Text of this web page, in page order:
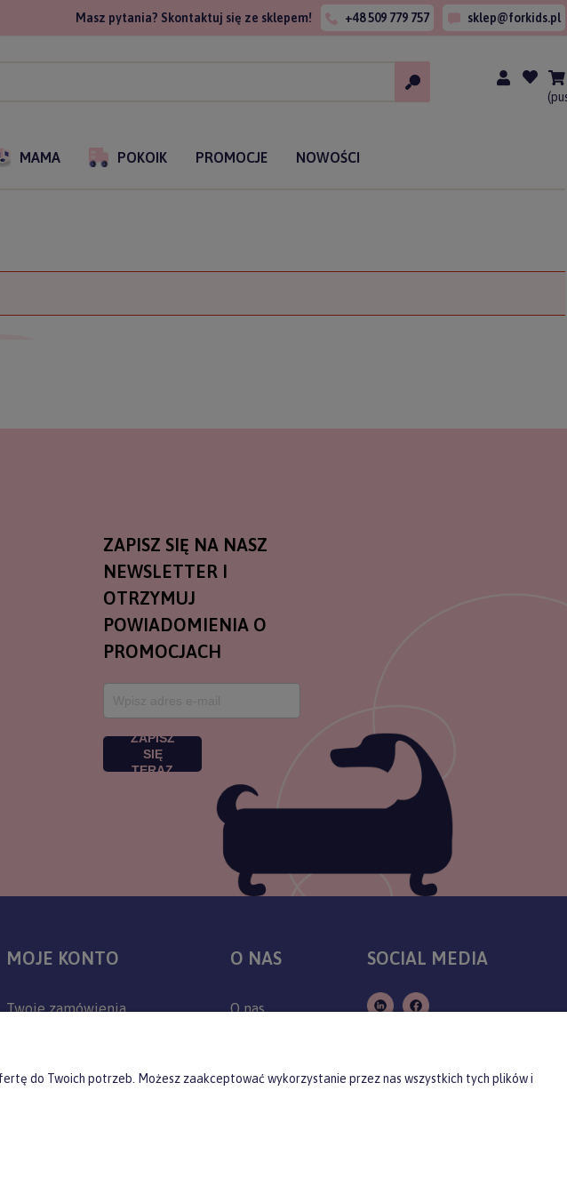
Masz pytania? Skontaktuj się ze sklepem! +48 509 779 757 sklep@forkids.pl
MAMA POKOIK PROMOCJE NOWOŚCI
ZAPISZ SIĘ NA NASZ
NEWSLETTER I
OTRZYMUJ
POWIADOMIENIA O
PROMOCJACH
ZAPISZ
SIĘ
TERAZ
MOJE KONTO
Twoje zamówienia
Przechowalnia
O NAS
O nas
Producenci
SOCIAL MEDIA
do Twoich potrzeb. Możesz zaakceptować wykorzystanie przez nas wszystkich tych plików i